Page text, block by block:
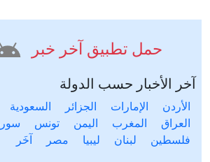
حمل تطبيق آخر خبر
آخر الأخبار حسب الدولة
الأردن الإمارات الجزائر السعودية
العراق
المغرب اليمن تونس
فلسطين
لبنان ليبيا مصر آخَر